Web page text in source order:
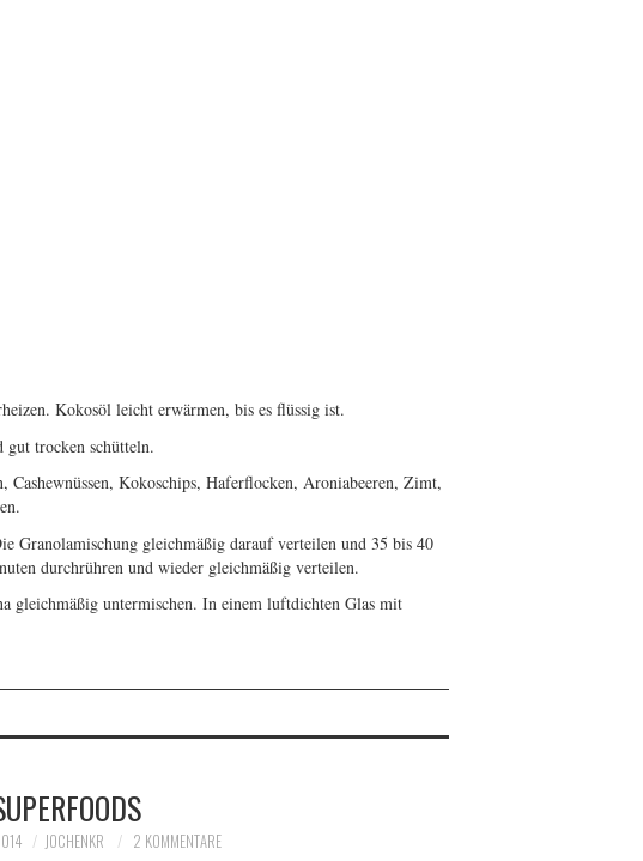
Kokosöl leicht erwärmen, bis es flüssig ist.
gut trocken schütteln.
Kokoschips, Haferflocken, Aroniabeeren, Zimt,
Granolamischung gleichmäßig darauf verteilen und 35 bis 40
durchrühren und wieder gleichmäßig verteilen.
gleichmäßig untermischen. In einem luftdichten Glas mit
JOCHENKR 2 KOMMENTARE